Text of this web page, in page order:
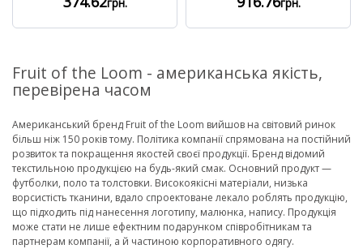
Fruit of the Loom - американська якість,
перевірена часом
Американський бренд Fruit of the Loom вийшов на світовий ринок
більш ніж 150 років тому. Політика компанії спрямована на постійний
розвиток та покращення якостей своєї продукції. Бренд відомий
текстильною продукцією на будь-який смак. Основний продукт —
футболки, поло та толстовки. Високоякісні матеріали, низька
ворсистість тканини, вдало спроектоване лекало роблять продукцію,
що підходить під нанесення логотипу, малюнка, напису. Продукція
може стати не лише ефектним подарунком співробітникам та
партнерам компанії, а й частиною корпоративного одягу.